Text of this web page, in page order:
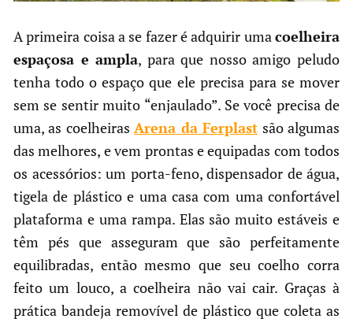
A primeira coisa a se fazer é adquirir umacoelheira
espaçosa e ampla, para que nosso amigo peludo
tenha todo o espaço que ele precisa para se mover
sem se sentir muito “enjaulado”. Se você precisa de
uma, as coelheirasArena da Ferplast são algumas
das melhores, e vem prontas e equipadas com todos
os acessórios: um porta-feno, dispensador de água,
tigela de plástico e uma casa com uma confortável
plataforma e uma rampa. Elas são muito estáveis e
têm pés que asseguram que são perfeitamente
equilibradas, então mesmo que seu coelho corra
feito um louco, a coelheira não vai cair. Graças à
prática bandeja removível de plástico que coleta as